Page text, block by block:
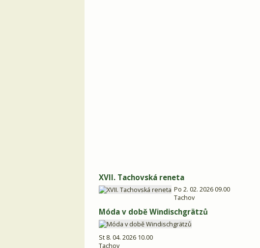
XVII. Tachovská reneta
Po 2. 02. 2026 09.00
Tachov
Móda v době Windischgrätzů
St 8. 04. 2026 10.00
Tachov